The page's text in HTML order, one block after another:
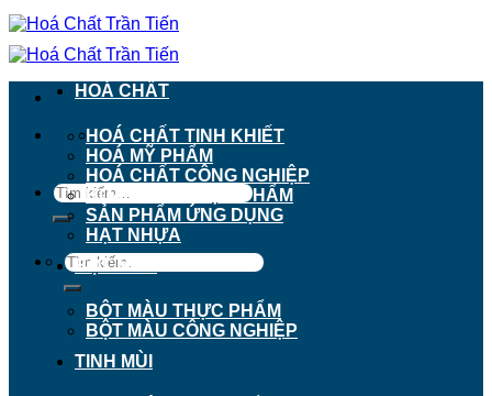
Chuyển
đến
nội
911 - 913 Nguyễn Trãi, Phường Chợ Lớn, TP.
Hồ Chí Minh
Tìm
kiếm:
Tìm
kiếm:
HOÁ CHẤT
HOÁ CHẤT TINH KHIẾT
HOÁ MỸ PHẨM
HOÁ CHẤT CÔNG NGHIỆP
HOÁ CHẤT THỰC PHẨM
SẢN PHẨM ỨNG DỤNG
HẠT NHỰA
BỘT MÀU
BỘT MÀU THỰC PHẨM
BỘT MÀU CÔNG NGHIỆP
TINH MÙI